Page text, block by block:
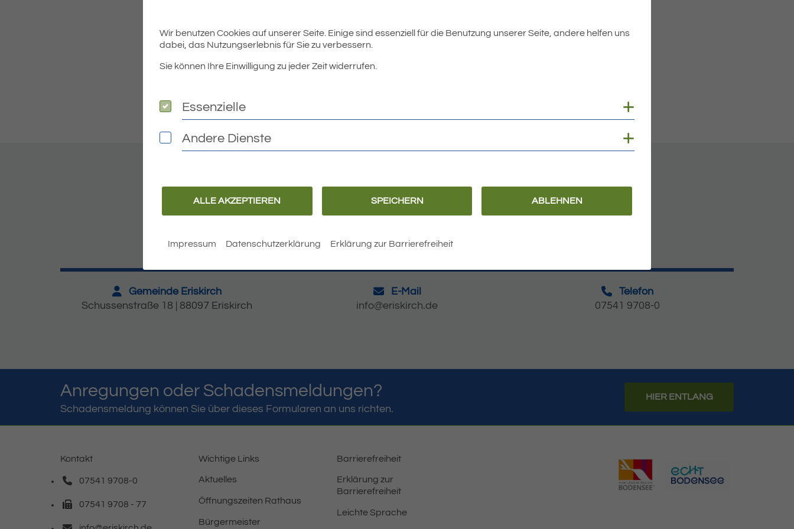
Samstag geschlossen
Kontakt
Gemeinde Eriskirch
Schussenstraße 18 | 88097 Eriskirch
E-Mail
info@eriskirch.de
Telefon
07541 9708-0
Anregungen oder Schadensmeldungen?
Schadensmeldung können Sie über dieses Formularen an uns richten.
HIER ENTLANG
Kontakt
07541 9708-0
Telefonnummer: 0 7 5 4 1 9 7 0 8 0
07541 9708 - 77
Faxnummer: 0 7 5 4 1 9 7 0 8 7 7
Wichtige Links
Aktuelles
Öffnungszeiten Rathaus
Bürgermeister
Barrierefreiheit
Erklärung zur
Barrierefreiheit
Leichte Sprache
Wir benutzen Cookies auf unserer Seite. Einige sind essenziell für die Benutzung unserer Seite, andere helfen uns
dabei, das Nutzungserlebnis für Sie zu verbessern.
Sie können Ihre Einwilligung zu jeder Zeit widerrufen.
Essenzielle
Essenzielle
Andere Dienste
Andere Dienste
ALLE AKZEPTIEREN SPEICHERN ABLEHNEN
Impressum Datenschutzerklärung Erklärung zur Barrierefreiheit